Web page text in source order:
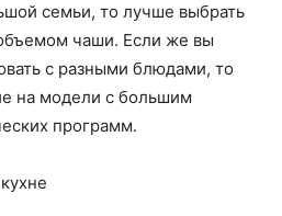
семьи, то лучше выбрать
чаши. Если же вы
с разными блюдами, то
на модели с большим
программ.